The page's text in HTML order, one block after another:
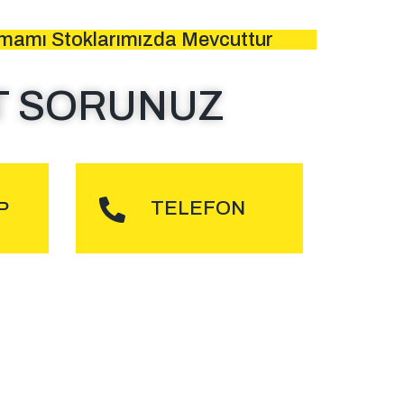
Stoklarımızda Mevcuttur
SORUNUZ
TELEFON
ARA